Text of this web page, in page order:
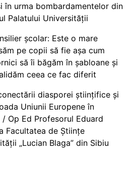
în urma bombardamentelor din
Palatului Universității
școlar: Este o mare
pe copii să fie așa cum
să îi băgăm în șabloane și
ceea ce fac diferit
diasporei științifice și
Uniunii Europene în
Op Ed Profesorul Eduard
Facultatea de Științe
„Lucian Blaga” din Sibiu